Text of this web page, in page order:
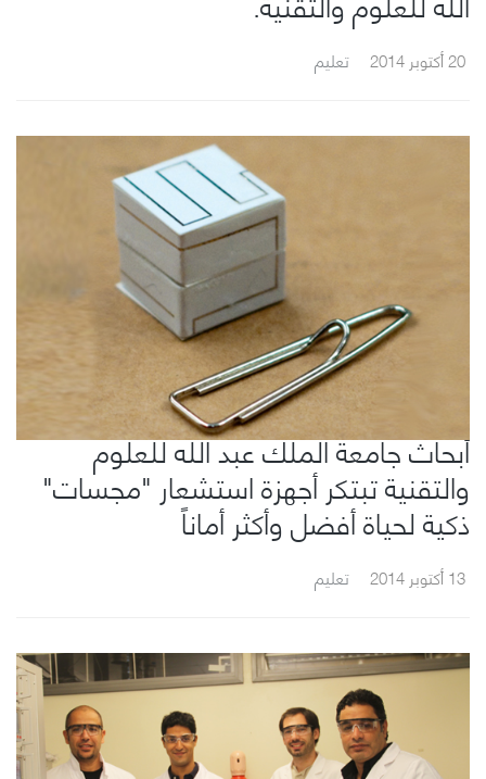
20 أكتوبر 2014 تعليم
أبحاث جامعة الملك عبد الله للعلوم
والتقنية تبتكر أجهزة استشعار "مجسات"
ذكية لحياة أفضل وأكثر أماناً
13 أكتوبر 2014 تعليم